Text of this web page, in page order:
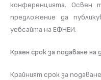
конференцията. Освен
предложение да
уебсайта на ЕФНЕИ.
Краен срок за подаване на
Крайният срок за